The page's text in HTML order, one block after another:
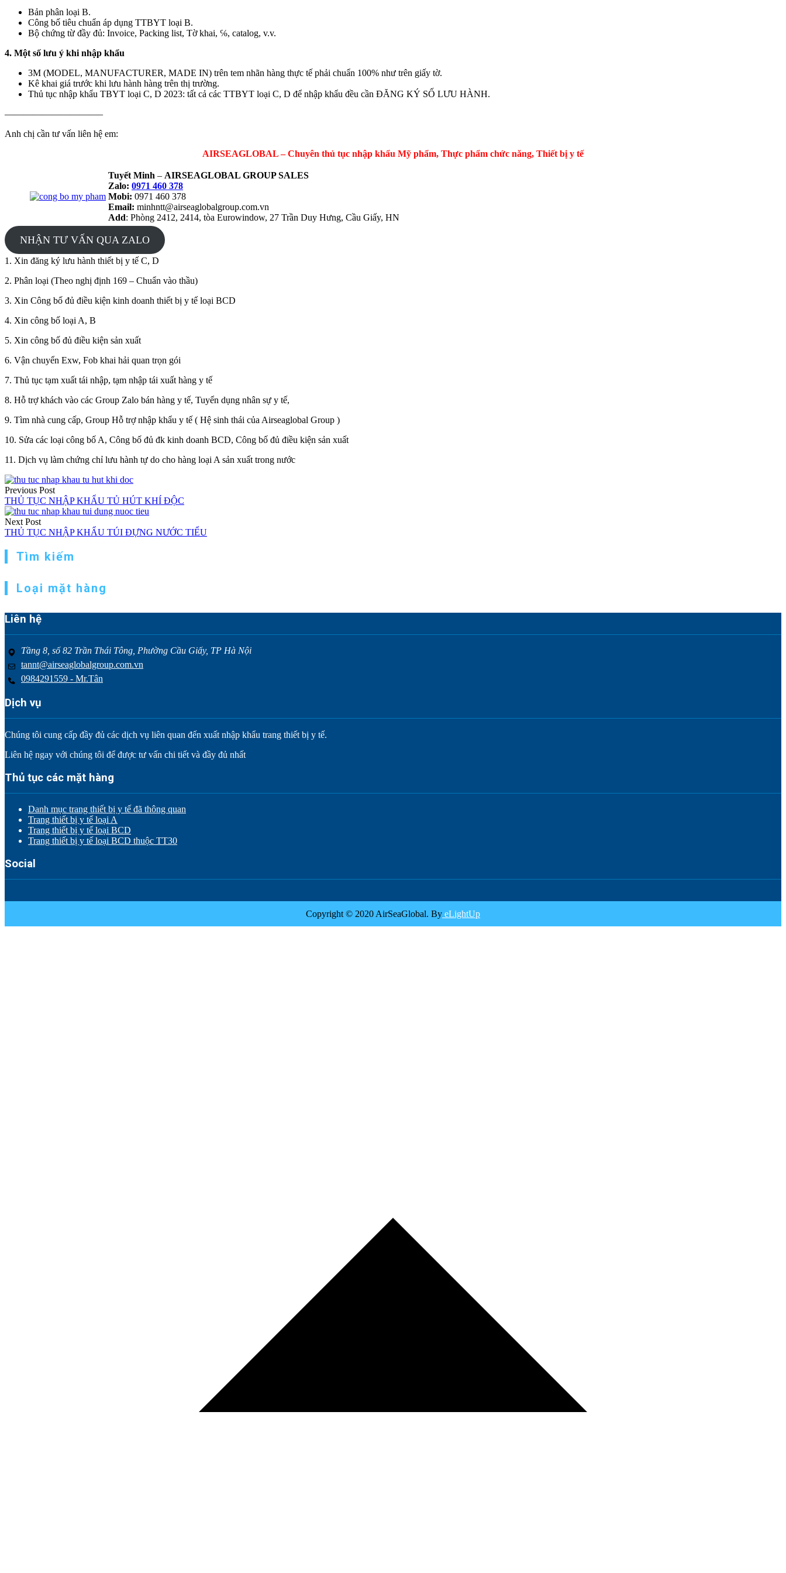
Bản phân loại B.
Công bố tiêu chuẩn áp dụng TTBYT loại B.
Bộ chứng từ đầy đủ: Invoice, Packing list, Tờ khai, ℅, catalog, v.v.
4. Một số lưu ý khi nhập khẩu
3M (MODEL, MANUFACTURER, MADE IN) trên tem nhãn hàng thực tế phải chuẩn 100% như trên giấy tờ.
Kê khai giá trước khi lưu hành hàng trên thị trường.
Thủ tục nhập khẩu TBYT loại C, D 2023: tất cả các TTBYT loại C, D để nhập khẩu đều cần ĐĂNG KÝ SỐ LƯU HÀNH.
——————————–
Anh chị cần tư vấn liên hệ em:
AIRSEAGLOBAL – Chuyên thủ tục nhập khẩu Mỹ phẩm, Thực phẩm chức năng, Thiết bị y tế
Tuyết Minh – AIRSEAGLOBAL GROUP SALES
Zalo: 0971 460 378
Mobi: 0971 460 378
Email: minhntt@airseaglobalgroup.com.vn
Add: Phòng 2412, 2414, tòa Eurowindow, 27 Trần Duy Hưng, Cầu Giấy, HN
NHẬN TƯ VẤN QUA ZALO
1. Xin đăng ký lưu hành thiết bị y tế C, D
2. Phân loại (Theo nghị định 169 – Chuẩn vào thầu)
3. Xin Công bố đủ điều kiện kinh doanh thiết bị y tế loại BCD
4. Xin công bố loại A, B
5. Xin công bố đủ điều kiện sản xuất
6. Vận chuyển Exw, Fob khai hải quan trọn gói
7. Thủ tục tạm xuất tái nhập, tạm nhập tái xuất hàng y tế
8. Hỗ trợ khách vào các Group Zalo bán hàng y tế, Tuyển dụng nhân sự y tế,
9. Tìm nhà cung cấp, Group Hỗ trợ nhập khẩu y tế ( Hệ sinh thái của Airseaglobal Group )
10. Sửa các loại công bố A, Công bố đủ đk kinh doanh BCD, Công bố đủ điều kiện sản xuất
11. Dịch vụ làm chứng chỉ lưu hành tự do cho hàng loại A sản xuất trong nước
Điều
hướng
bài
viết
Previous Post
THỦ TỤC NHẬP KHẨU TỦ HÚT KHÍ ĐỘC
Next Post
THỦ TỤC NHẬP KHẨU TÚI ĐỰNG NƯỚC TIỂU
Tìm kiếm
Loại mặt hàng
Liên hệ
Tầng 8, số 82 Trần Thái Tông, Phường Cầu Giấy, TP Hà Nội
tannt@airseaglobalgroup.com.vn
0984291559 - Mr.Tân
Dịch vụ
Chúng tôi cung cấp đầy đủ các dịch vụ liên quan đến xuất nhập khẩu trang thiết bị y tế.
Liên hệ ngay với chúng tôi để được tư vấn chi tiết và đầy đủ nhất
Thủ tục các mặt hàng
Danh mục trang thiết bị y tế đã thông quan
Trang thiết bị y tế loại A
Trang thiết bị y tế loại BCD
Trang thiết bị y tế loại BCD thuộc TT30
Social
Copyright © 2020 AirSeaGlobal. By eLightUp